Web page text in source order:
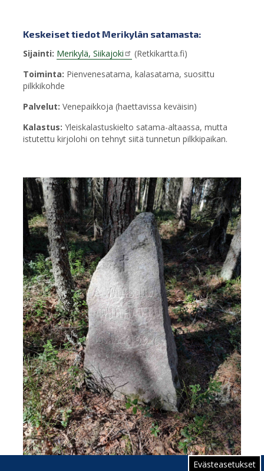
Evästeasetukset
Keskeiset tiedot Merikylän satamasta:
Sijainti: Merikylä, Siikajoki
(Retkikartta.fi)
Toiminta: Pienvenesatama, kalasatama, suosittu
pilkkikohde
Palvelut: Venepaikkoja (haettavissa keväisin)
Kalastus:Yleiskalastuskielto satama-altaassa, mutta
istutettu kirjolohi on tehnyt siitä tunnetun pilkkipaikan.